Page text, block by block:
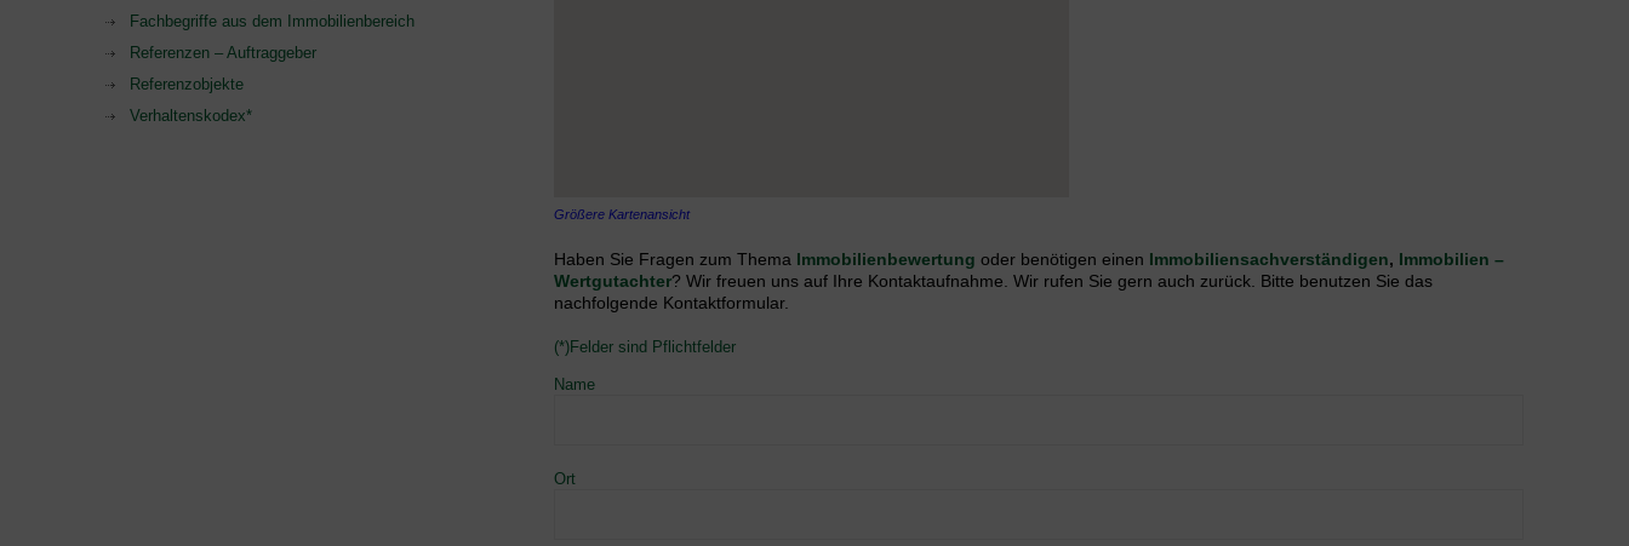
Größere Kartenansicht
Haben Sie Fragen zum Thema Immobilienbewertung oder benötigen einen Immobiliensachverständigen, Immobilien –
Wertgutachter? Wir freuen uns auf Ihre Kontaktaufnahme. Wir rufen Sie gern auch zurück. Bitte benutzen Sie das
nachfolgende Kontaktformular.
(*)Felder sind Pflichtfelder
Name
Ort
Fachbegriffe aus dem Immobilienbereich
Referenzen – Auftraggeber
Referenzobjekte
Verhaltenskodex*